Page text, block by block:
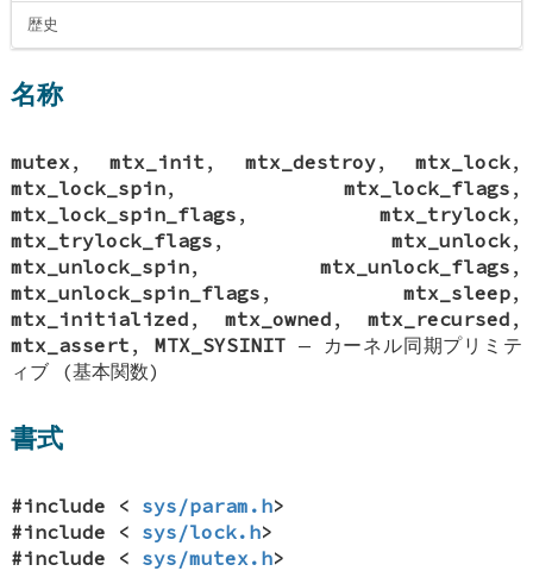
歴史
名称
mutex ,mtx_init , mtx_destroy, mtx_lock,
mtx_lock_spin, mtx_lock_flags ,
mtx_lock_spin_flags , mtx_trylock,
mtx_trylock_flags , mtx_unlock,
mtx_unlock_spin, mtx_unlock_flags ,
mtx_unlock_spin_flags , mtx_sleep,
mtx_initialized , mtx_owned , mtx_recursed ,
mtx_assert ,MTX_SYSINIT —
カーネル同期プリミテ
ィブ (基本関数)
書式
#include < sys/param.h>
#include < sys/lock.h>
#include < sys/mutex.h>